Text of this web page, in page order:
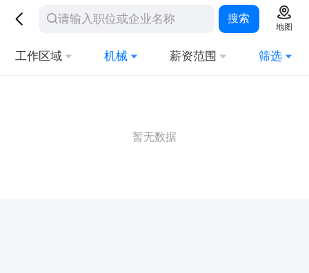
搜索
地图
工作区域 机械 薪资范围 筛选
暂无数据